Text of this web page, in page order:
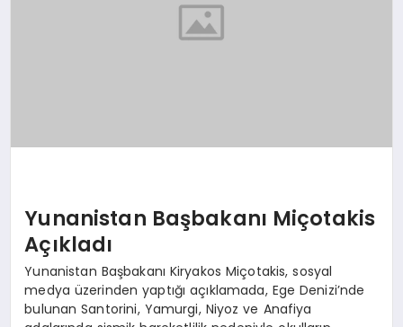
Yunanistan Başbakanı Miçotakis
Açıkladı
Yunanistan Başbakanı Kiryakos Miçotakis, sosyal
medya üzerinden yaptığı açıklamada, Ege Denizi’nde
bulunan Santorini, Yamurgi, Niyoz ve Anafiya